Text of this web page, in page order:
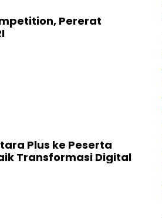
Pererat
Plus ke Peserta
Transformasi Digital